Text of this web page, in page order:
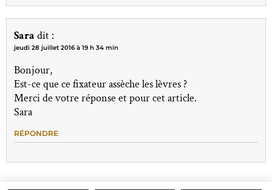
Sara dit :
jeudi 28 juillet 2016 à 19 h 34 min
Bonjour,
Est-ce que ce fixateur assèche les lèvres ?
Merci de votre réponse et pour cet article.
Sara
RÉPONDRE